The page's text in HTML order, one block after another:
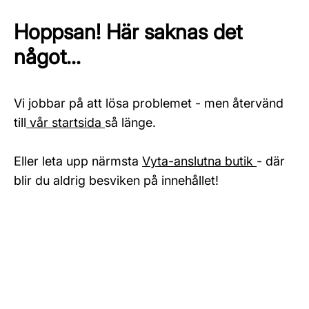
Hoppsan! Här saknas det
något...
Vi jobbar på att lösa problemet - men återvänd
till vår startsida så länge.
Eller leta upp närmsta Vyta-anslutna butik - där
blir du aldrig besviken på innehållet!